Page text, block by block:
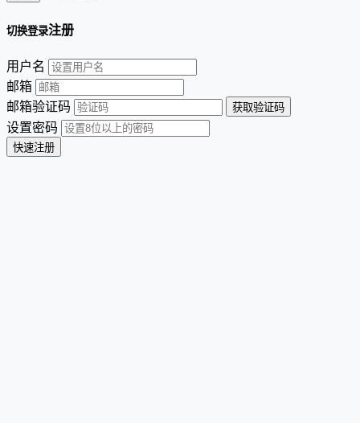
切换登录注册
用户名
邮箱
邮箱验证码
设置密码